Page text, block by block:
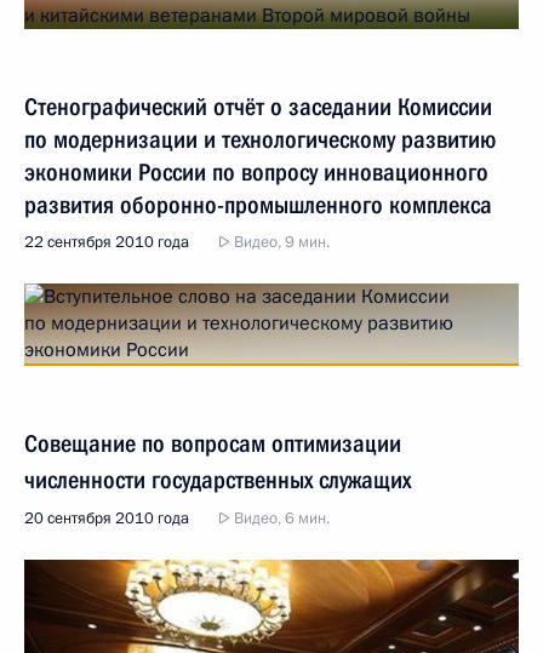
Стенографический отчёт о заседании Комиссии
по модернизации и технологическому развитию
экономики России по вопросу инновационного
развития оборонно-промышленного комплекса
22 сентября 2010 года Видео, 9 мин.
Совещание по вопросам оптимизации
численности государственных служащих
20 сентября 2010 года Видео, 6 мин.